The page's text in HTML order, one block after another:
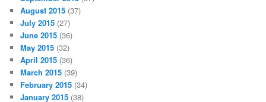
August 2015 (37)
July 2015 (27)
June 2015 (36)
May 2015 (32)
April 2015 (36)
March 2015 (39)
February 2015 (34)
January 2015 (38)